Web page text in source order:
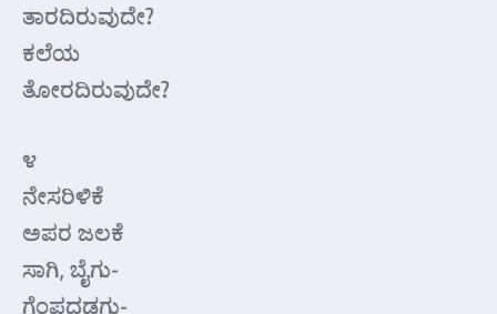
ತಾರದಿರುವುದೇ?
ಕಲೆಯ
ತೋರದಿರುವುದೇ?
೪
ನೇಸರಿಳಿಕೆ
ಅಪರ ಜಲಕೆ
ಸಾಗಿ, ಬೈಗು-
ಗೆಂಪದಡಗು-